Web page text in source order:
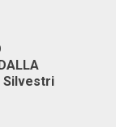
Silvestri